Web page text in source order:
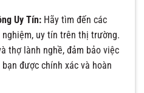
Uy Tín:Hãy tìm đến các
uy tín trên thị trường.
thợ lành nghề, đảm bảo việc
được chính xác và hoàn